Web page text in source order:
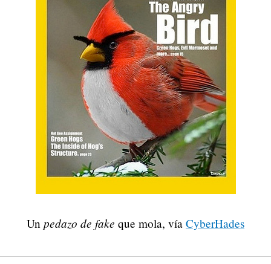
Un pedazo de fake que mola, vía CyberHades